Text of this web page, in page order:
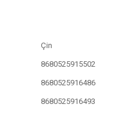
Çin
8680525915502
8680525916486
8680525916493